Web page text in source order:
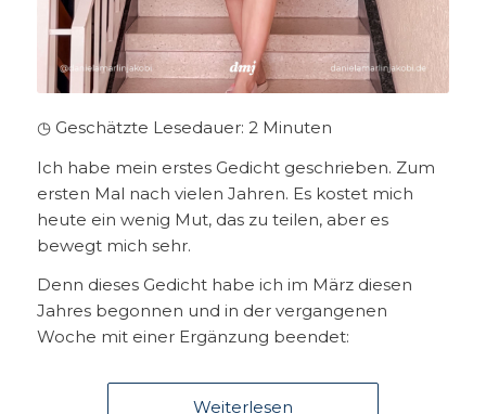
◷ Geschätzte Lesedauer: 2 Minuten
Ich habe mein erstes Gedicht geschrieben. Zum
ersten Mal nach vielen Jahren. Es kostet mich
heute ein wenig Mut, das zu teilen, aber es
bewegt mich sehr.
Denn dieses Gedicht habe ich im März diesen
Jahres begonnen und in der vergangenen
Woche mit einer Ergänzung beendet:
Weiterlesen